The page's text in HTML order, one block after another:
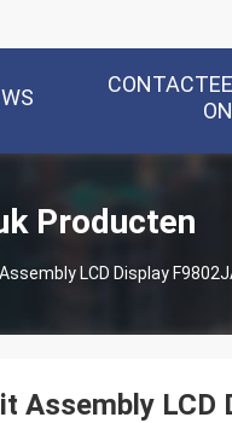
Producten
LCD Display
Assembly LCD